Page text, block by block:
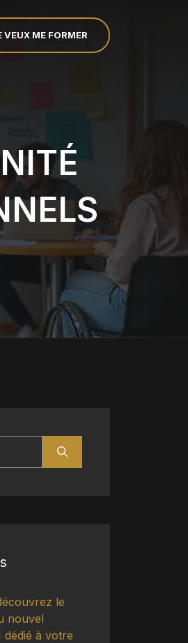
VEUX ME FORMER
le
nouvel
dédié à votre